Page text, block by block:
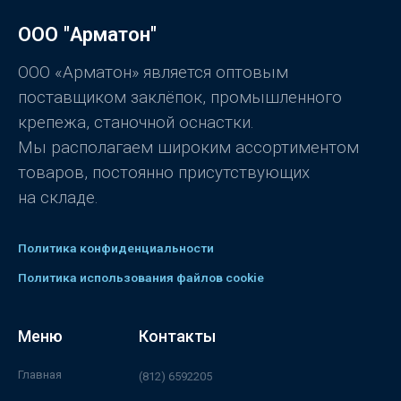
ООО "Арматон"
ООО «Арматон» является оптовым
поставщиком заклёпок, промышленного
крепежа, станочной оснастки.
Мы располагаем широким ассортиментом
товаров, постоянно присутствующих
на складе.
Политика конфиденциальности
Политика использования файлов cookie
Меню
Главная
Контакты
(812) 6592205